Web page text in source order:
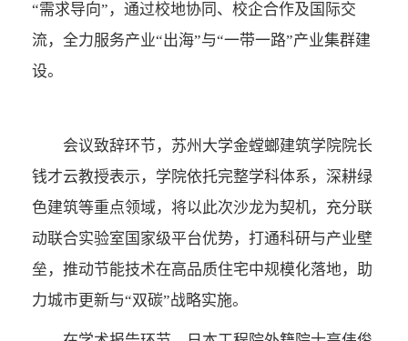
“需求导向”，通过校地协同、校企合作及国际交
流，全力服务产业“出海”与“一带一路”产业集群建
设。
会议致辞环节，苏州大学金螳螂建筑学院院长
钱才云教授表示，学院依托完整学科体系，深耕绿
色建筑等重点领域，将以此次沙龙为契机，充分联
动联合实验室国家级平台优势，打通科研与产业壁
垒，推动节能技术在高品质住宅中规模化落地，助
力城市更新与“双碳”战略实施。